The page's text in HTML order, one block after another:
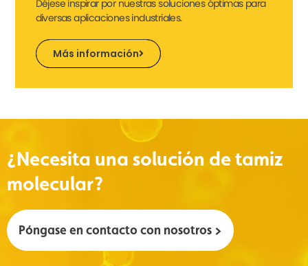
diversas aplicaciones industriales.
Más información
¿Necesita una solución de tamiz
molecular?